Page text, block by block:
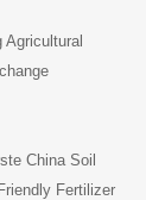
Agricultural
China Soil
Fertilizer